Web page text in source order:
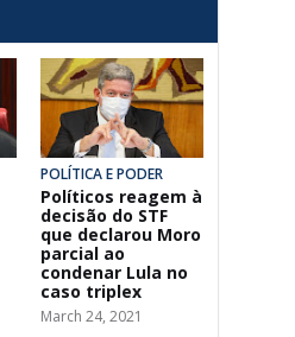
POLÍTICA E PODER
Políticos reagem à
decisão do STF
que declarou Moro
parcial ao
condenar Lula no
caso triplex
March 24, 2021